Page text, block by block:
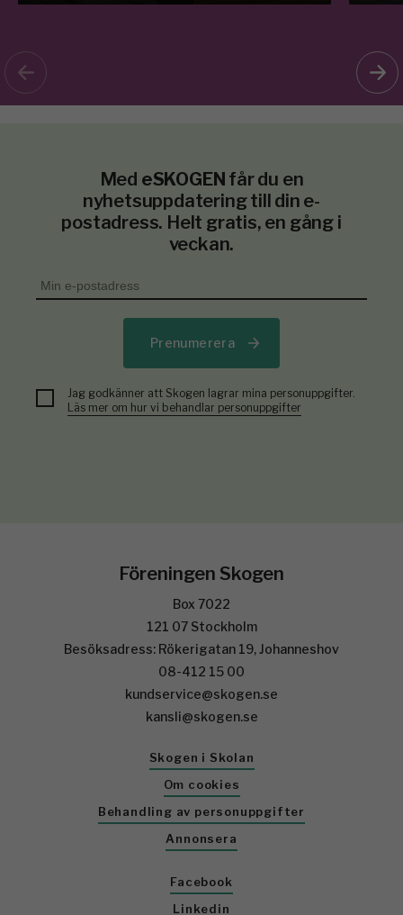
Med eSKOGEN får du en
nyhetsuppdatering till din e-
postadress. Helt gratis, en gång i
veckan.
Prenumerera
Jag godkänner att Skogen lagrar mina personuppgifter.
Läs mer om hur vi behandlar personuppgifter
Föreningen Skogen
Box 7022
121 07 Stockholm
Besöksadress: Rökerigatan 19, Johanneshov
08-412 15 00
kundservice@skogen.se
kansli@skogen.se
Skogen i Skolan
Om cookies
Behandling av personuppgifter
Annonsera
Facebook
Linkedin